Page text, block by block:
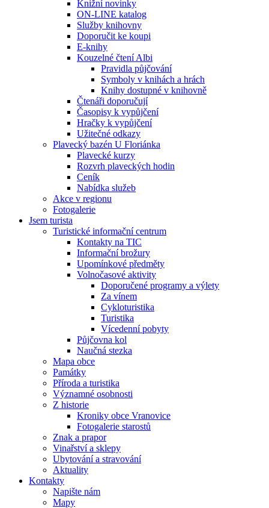
Knižní novinky
ON-LINE katalog
Služby knihovny
Doporučit ke koupi
E-knihy
Kouzelné čtení Albi
Pravidla půjčování
Symboly v knihách a hrách
Knihy dostupné v knihovně
Čtenáři doporučují
Časopisy k vypůjčení
Hračky k vypůjčení
Užitečné odkazy
Plavecký bazén U Floriánka
Plavecké kurzy
Rozvrh plaveckých hodin
Ceník
Nabídka služeb
Akce v regionu
Fotogalerie
Jsem turista
Turistické informační centrum
Kontakty na TIC
Informační brožury
Upomínkové předměty
Volnočasové aktivity
Doporučené programy a výlety
Za vínem
Cykloturistika
Turistika
Vícedenní pobyty
Půjčovna kol
Naučná stezka
Mapa obce
Památky
Příroda a turistika
Významné osobnosti
Z historie
Kroniky obce Vranovice
Fotogalerie starostů
Znak a prapor
Vinařství a sklepy
Ubytování a stravování
Aktuality
Kontakty
Napište nám
Mapy